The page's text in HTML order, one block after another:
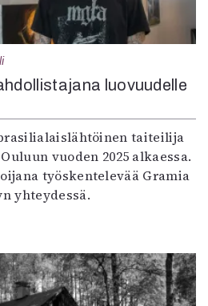
luovuudelle
taiteilija
vuoden 2025 alkaessa.
työskentelevää Gramia
yhteydessä.